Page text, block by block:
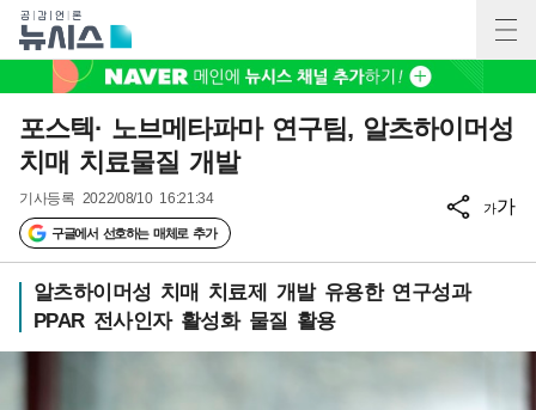
포스텍· 노브메타파마 연구팀, 알츠하이머성
치매 치료물질 개발
기사등록 2022/08/10 16:21:34
구글에서 선호하는 매체로 추가
가가
알츠하이머성 치매 치료제 개발 유용한 연구성과
PPAR 전사인자 활성화 물질 활용